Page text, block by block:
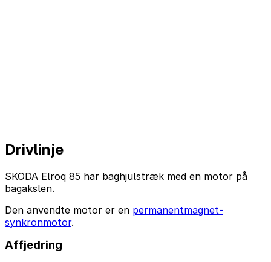
Drivlinje
SKODA Elroq 85 har baghjulstræk med en motor på
bagakslen.
Den anvendte motor er en permanentmagnet-
synkronmotor.
Affjedring